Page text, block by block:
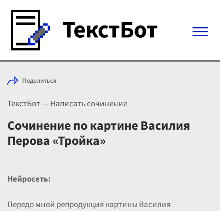
Войти с Telegram
Выбрать режим
Цены
Поделиться
ТекстБот—Написать сочинение
Сочинение по картине Василия
Перова «Тройка»
Нейросеть:
Передо мной репродукция картины Василия